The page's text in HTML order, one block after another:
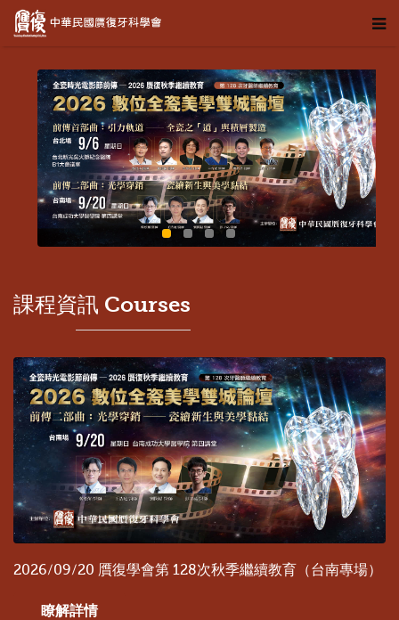
課程資訊 Courses
2026/09/20 贋復學會第 128次秋季繼續教育（台南專場）
瞭解詳情